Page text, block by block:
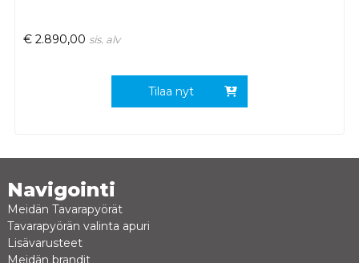
€ 2.890,00 sis. alv
Tilaa nyt
Navigointi
Meidän Tavarapyörät
Tavarapyörän valinta apuri
Lisävarusteet
Meidän brandit